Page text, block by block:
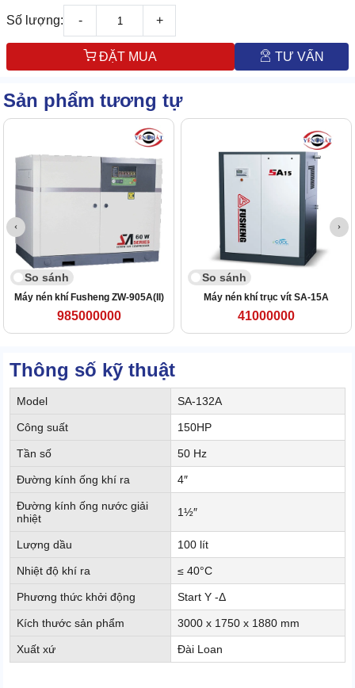
Số lượng: - +
ĐẶT MUA TƯ VẤN
Sản phẩm tương tự
So sánh
Máy nén khí Fusheng ZW-905A(II)
985000000
So sánh
Máy nén khí trục vít SA-15A
41000000
Thông số kỹ thuật
Model SA-132A
Công suất 150HP
Tần số 50 Hz
Đường kính ống khí ra 4″
Đường kính ống nước giải
nhiệt
1½″
Lượng dầu 100 lít
Nhiệt độ khí ra ≤ 40°C
Phương thức khởi động Start Y -Δ
Kích thước sản phẩm 3000 x 1750 x 1880 mm
Xuất xứ Đài Loan